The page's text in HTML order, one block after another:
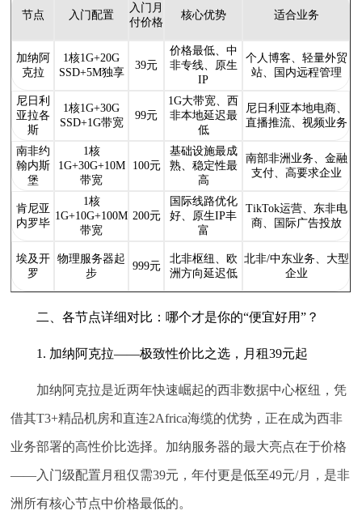
节点 入门配置
入门月
付价格
核心优势 适合业务
加纳阿
克拉
1核1G+20G
SSD+5M独享
39元
价格最低、中
非专线、原生
IP
个人博客、轻量外贸
站、国内远程管理
尼日利
亚拉各
斯
1核1G+30G
SSD+1G带宽
99元
1G大带宽、西
非本地延迟最
低
尼日利亚本地电商、
直播推流、视频业务
南非约
翰内斯
堡
1核
1G+30G+10M
带宽
100元
基础设施最成
熟、稳定性最
高
南部非洲业务、金融
支付、高要求企业
肯尼亚
内罗毕
1核
1G+10G+100M
带宽
200元
国际线路优化
好、原生IP丰
富
TikTok运营、东非电
商、国际广告投放
埃及开
罗
物理服务器起
步
999元
北非枢纽、欧
洲方向延迟低
北非/中东业务、大型
企业
二、各节点详细对比：哪个才是你的“便宜好用”？
1. 加纳阿克拉——极致性价比之选，月租39元起
加纳阿克拉是近两年快速崛起的西非数据中心枢纽，凭
借其T3+精品机房和直连2Africa海缆的优势，正在成为西非
业务部署的高性价比选择。加纳服务器的最大亮点在于价格
——入门级配置月租仅需39元，年付更是低至49元/月，是非
洲所有核心节点中价格最低的。